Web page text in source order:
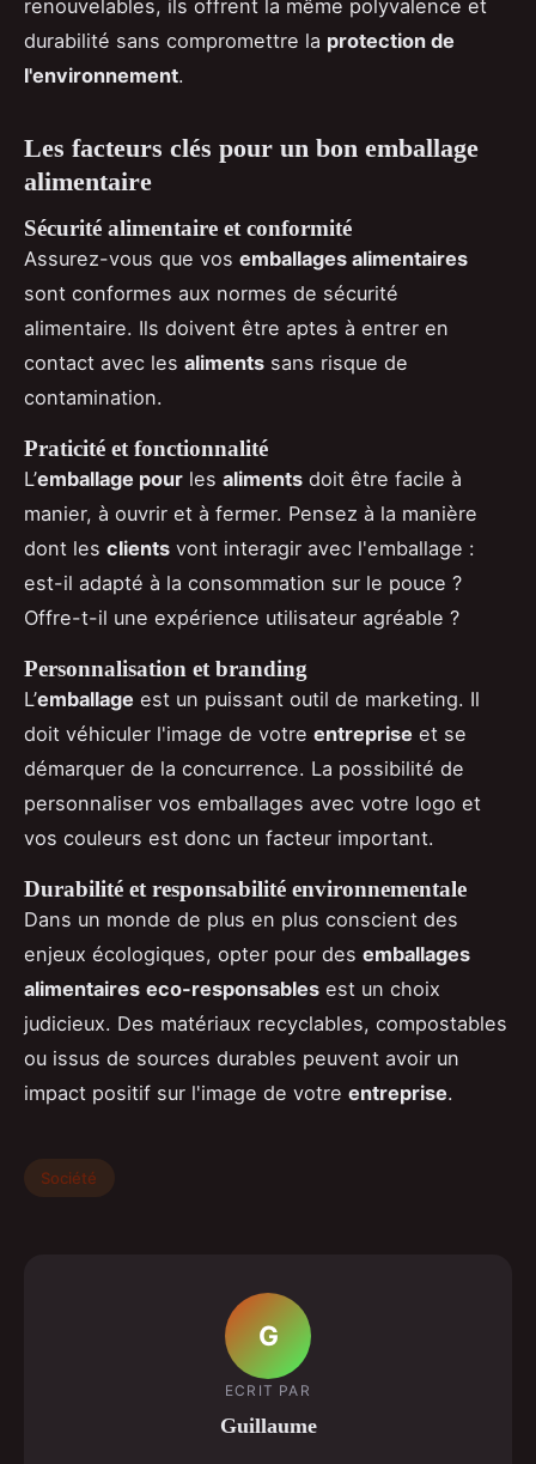
renouvelables, ils offrent la même polyvalence et
durabilité sans compromettre la protection de
l'environnement.
Les facteurs clés pour un bon emballage
alimentaire
Sécurité alimentaire et conformité
Assurez-vous que vos emballages alimentaires
sont conformes aux normes de sécurité
alimentaire. Ils doivent être aptes à entrer en
contact avec les aliments sans risque de
contamination.
Praticité et fonctionnalité
L’emballage pour les aliments doit être facile à
manier, à ouvrir et à fermer. Pensez à la manière
dont les clients vont interagir avec l'emballage :
est-il adapté à la consommation sur le pouce ?
Offre-t-il une expérience utilisateur agréable ?
Personnalisation et branding
L’emballage est un puissant outil de marketing. Il
doit véhiculer l'image de votre entreprise et se
démarquer de la concurrence. La possibilité de
personnaliser vos emballages avec votre logo et
vos couleurs est donc un facteur important.
Durabilité et responsabilité environnementale
Dans un monde de plus en plus conscient des
enjeux écologiques, opter pour des emballages
alimentaires eco-responsables est un choix
judicieux. Des matériaux recyclables, compostables
ou issus de sources durables peuvent avoir un
impact positif sur l'image de votre entreprise.
Société
G
ECRIT PAR
Guillaume